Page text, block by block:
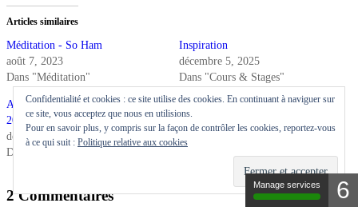
Articles similaires
Méditation - So Ham
août 7, 2023
Dans "Méditation"
Inspiration
décembre 5, 2025
Dans "Cours & Stages"
Ateliers de Yoga mensuels
2025/2026
décembre 5, 2025
Dans "Chakras"
2 Commentaires
Confidentialité et cookies : ce site utilise des cookies. En continuant à naviguer sur
ce site, vous acceptez que nous en utilisions.
Pour en savoir plus, y compris sur la façon de contrôler les cookies, reportez-vous
à ce qui suit : Politique relative aux cookies
Manage services 6